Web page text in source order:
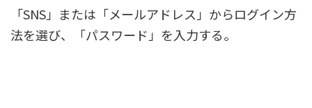
「SNS」または「メールアドレス」からログイン方
法を選び、「パスワード」を入力する。